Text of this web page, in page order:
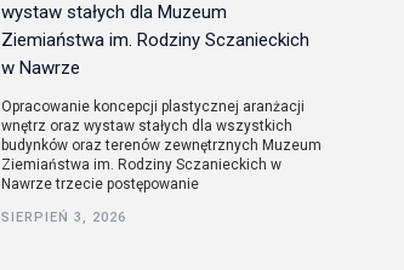
wystaw stałych dla Muzeum
Ziemiaństwa im. Rodziny Sczanieckich
w Nawrze
Opracowanie koncepcji plastycznej aranżacji
wnętrz oraz wystaw stałych dla wszystkich
budynków oraz terenów zewnętrznych Muzeum
Ziemiaństwa im. Rodziny Sczanieckich w
Nawrze trzecie postępowanie
SIERPIEŃ 3, 2026